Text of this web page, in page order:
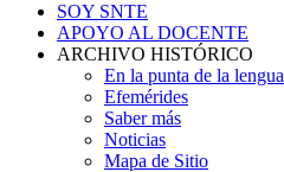
SOY SNTE
APOYO AL DOCENTE
ARCHIVO HISTÓRICO
En la punta de la lengua
Efemérides
Saber más
Noticias
Mapa de Sitio